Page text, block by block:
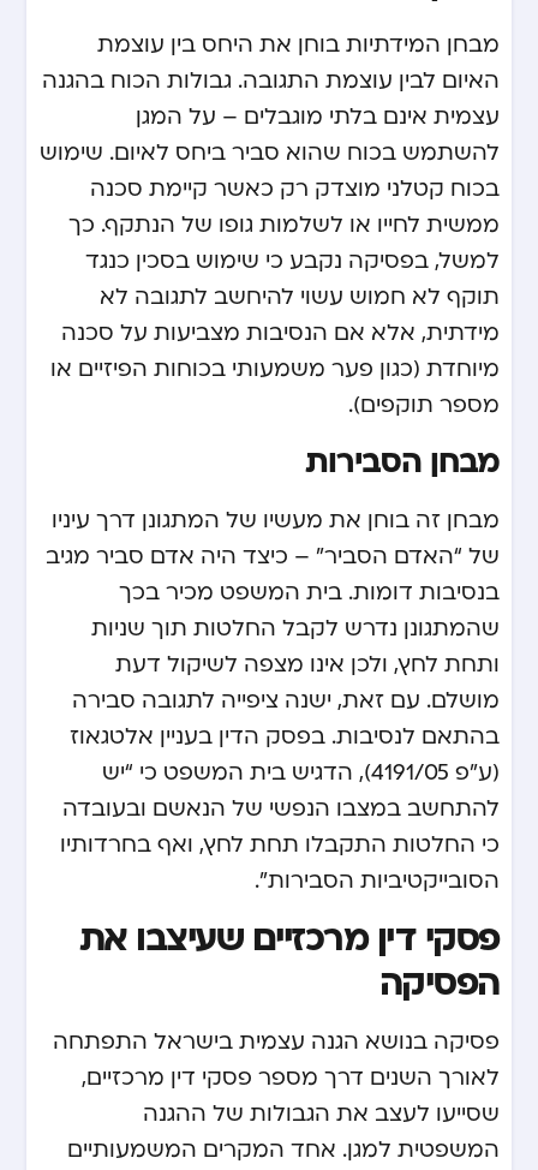
מבחן המידתיות בוחן את היחס בין עוצמת
האיום לבין עוצמת התגובה. גבולות הכוח בהגנה
עצמית אינם בלתי מוגבלים – על המגן
להשתמש בכוח שהוא סביר ביחס לאיום. שימוש
בכוח קטלני מוצדק רק כאשר קיימת סכנה
ממשית לחייו או לשלמות גופו של הנתקף. כך
למשל, בפסיקה נקבע כי שימוש בסכין כנגד
תוקף לא חמוש עשוי להיחשב לתגובה לא
מידתית, אלא אם הנסיבות מצביעות על סכנה
מיוחדת (כגון פער משמעותי בכוחות הפיזיים או
מספר תוקפים).
מבחן הסבירות
מבחן זה בוחן את מעשיו של המתגונן דרך עיניו
של “האדם הסביר” – כיצד היה אדם סביר מגיב
בנסיבות דומות. בית המשפט מכיר בכך
שהמתגונן נדרש לקבל החלטות תוך שניות
ותחת לחץ, ולכן אינו מצפה לשיקול דעת
מושלם. עם זאת, ישנה ציפייה לתגובה סבירה
בהתאם לנסיבות. בפסק הדין בעניין אלטגאוז
(ע”פ 4191/05), הדגיש בית המשפט כי “יש
להתחשב במצבו הנפשי של הנאשם ובעובדה
כי החלטות התקבלו תחת לחץ, ואף בחרדותיו
הסובייקטיביות הסבירות”.
פסקי דין מרכזיים שעיצבו את
הפסיקה
פסיקה בנושא הגנה עצמית בישראל התפתחה
לאורך השנים דרך מספר פסקי דין מרכזיים,
שסייעו לעצב את הגבולות של ההגנה
המשפטית למגן. אחד המקרים המשמעותיים